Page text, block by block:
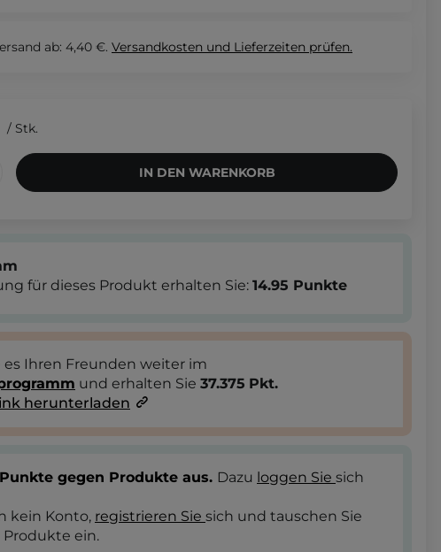
ab: 4,40 €. Versandkosten und Lieferzeiten prüfen.
/ Stk.
IN DEN WARENKORB
für dieses Produkt erhalten Sie: 14.95 Punkte
es Ihren Freunden weiter im
und erhalten Sie 37.375 Pkt.
herunterladen
gegen Produkte aus. Dazu loggen Sie sich
kein Konto, registrieren Sie sich und tauschen Sie
ein.